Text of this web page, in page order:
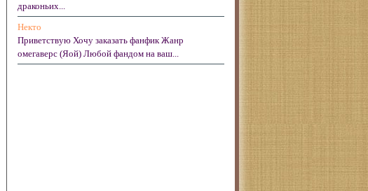
драконьих...
Некто
Приветствую Хочу заказать фанфик Жанр
омегаверс (Яой) Любой фандом на ваш...